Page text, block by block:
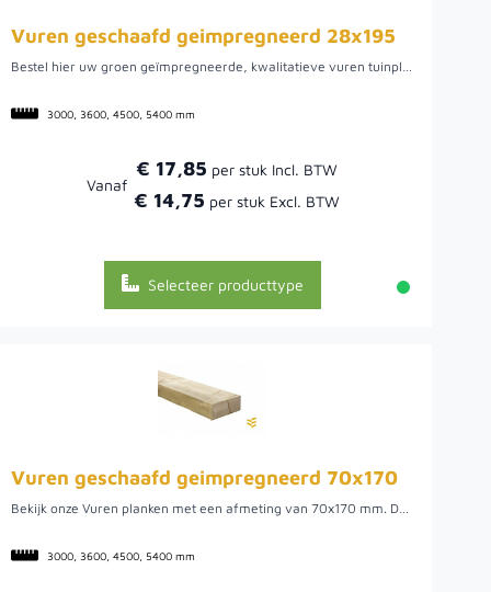
Vuren geschaafd geimpregneerd 28x195
Bestel hier uw groen geïmpregneerde, kwalitatieve vuren tuinplank uit Noord-Europa. We hebben een ruime voorraad in diverse lengtes, zoals 3.00, 3.60, 4.50 en 5.40 meter. Het ruime assortiment maakt het mogelijk om de verschillende lengtes te combineren om een optimaal zaagrendement te behalen. Dit hout biedt een mooie tuinplank om verschillende werkzaamheden mee uit te voeren, zo kunt u het bijvoorbeeld gebruiken voor uw tuinpoort of schutting, maar ook voor een plantenbak of mooie afrastering. Doordat het vurenhout uit Noord-Europa komt, is het van een mooie kwaliteit. Hier kan het hout namelijk rustig groeien wat uiteindelijk een rustige en stabiele plank oplevert.
3000, 3600, 4500, 5400 mm
Vanaf
€ 17,85
€ 14,75
Selecteer producttype
Vuren geschaafd geimpregneerd 70x170
Bekijk onze Vuren planken met een afmeting van 70x170 mm. Deze planken zijn zorgvuldig geschaafd en geïmpregneerd om duurzaamheid te garanderen. Het Vuren is afkomstig uit Noord-Europa en is populair om zijn betrouwbaarheid en kwaliteit. Met deze Vuren planken kunt u verschillende projecten waarmaken, van een stevige schutting tot het maken van een meubelstuk. Dit vuren hout biedt vele mogelijkheden voor uw ideeën.Kies voor kwaliteit en bestel uw geïmpregneerde Vuren planken!
3000, 3600, 4500, 5400 mm